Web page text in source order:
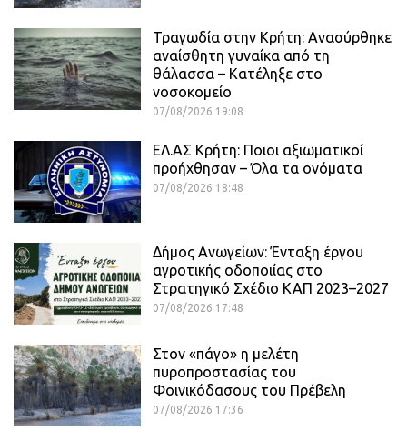
Τραγωδία στην Κρήτη: Ανασύρθηκε
αναίσθητη γυναίκα από τη
θάλασσα – Κατέληξε στο
νοσοκομείο
07/08/2026 19:08
ΕΛ.ΑΣ Κρήτη: Ποιοι αξιωματικοί
προήχθησαν – Όλα τα ονόματα
07/08/2026 18:48
Δήμος Ανωγείων: Ένταξη έργου
αγροτικής οδοποιίας στο
Στρατηγικό Σχέδιο ΚΑΠ 2023–2027
07/08/2026 17:48
Στον «πάγο» η μελέτη
πυροπροστασίας του
Φοινικόδασους του Πρέβελη
07/08/2026 17:36